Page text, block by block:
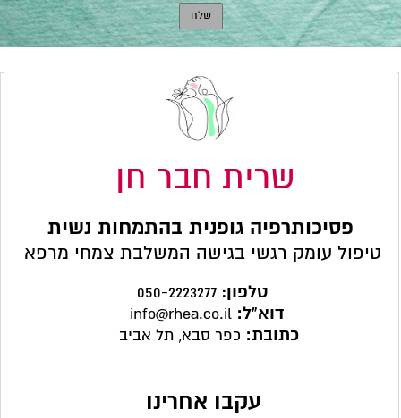
פסיכותרפיה גופנית בהתמחות נשית
טיפול עומק רגשי בגישה המשלבת צמחי מרפא
טלפון:
דוא"ל:
כתובת: כפר סבא, תל אביב
שרית חבר חן
עקבו אחרינו